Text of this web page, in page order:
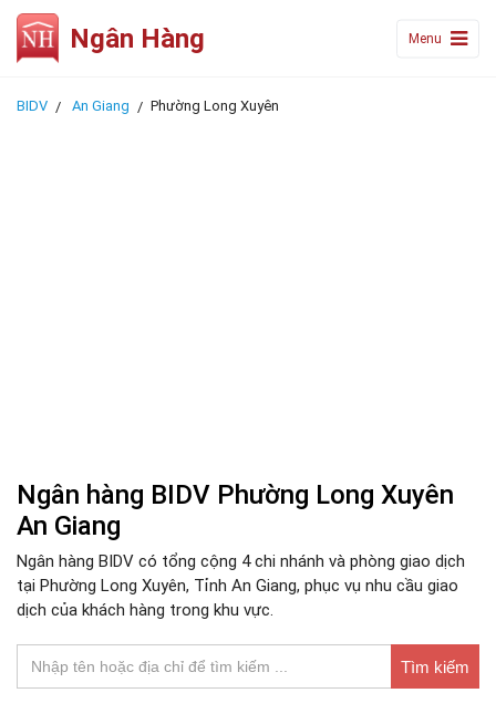
Ngân Hàng Menu
BIDV An Giang Phường Long Xuyên
Ngân hàng BIDV Phường Long Xuyên
An Giang
Ngân hàng BIDV có tổng cộng 4 chi nhánh và phòng giao dịch
tại Phường Long Xuyên, Tỉnh An Giang, phục vụ nhu cầu giao
dịch của khách hàng trong khu vực.
Tìm kiếm